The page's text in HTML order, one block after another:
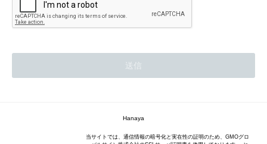
Hanaya
当サイトでは、通信情報の暗号化と実在性の証明のため、GMOグロ